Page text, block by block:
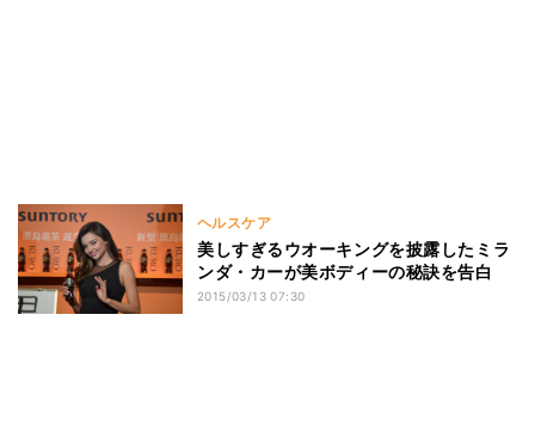
ヘルスケア
美しすぎるウオーキングを披露したミラ
ンダ・カーが美ボディーの秘訣を告白
2015/03/13 07:30